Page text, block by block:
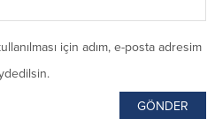
için adım, e-posta adresim